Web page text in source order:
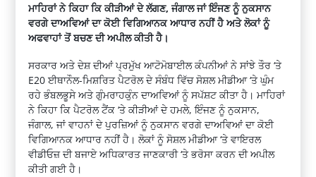
ਮਾਹਿਰਾਂ ਨੇ ਕਿਹਾ ਕਿ ਕੀੜੀਆਂ ਦੇ ਲੱਗਣ, ਜੰਗਾਲ ਜਾਂ ਇੰਜਣ ਨੂੰ ਨੁਕਸਾਨ
ਵਰਗੇ ਦਾਅਵਿਆਂ ਦਾ ਕੋਈ ਵਿਗਿਆਨਕ ਆਧਾਰ ਨਹੀਂ ਹੈ ਅਤੇ ਲੋਕਾਂ ਨੂੰ
ਅਫਵਾਹਾਂ ਤੋਂ ਬਚਣ ਦੀ ਅਪੀਲ ਕੀਤੀ ਹੈ।
ਸਰਕਾਰ ਅਤੇ ਦੇਸ਼ ਦੀਆਂ ਪ੍ਰਮੁੱਖ ਆਟੋਮੋਬਾਈਲ ਕੰਪਨੀਆਂ ਨੇ ਸਾਂਝੇ ਤੌਰ ‘ਤੇ
E20 ਈਥਾਨੌਲ-ਮਿਸ਼ਰਿਤ ਪੈਟਰੋਲ ਦੇ ਸੰਬੰਧ ਵਿੱਚ ਸੋਸ਼ਲ ਮੀਡੀਆ ‘ਤੇ ਘੁੰਮ
ਰਹੇ ਭੰਬਲਭੂਸੇ ਅਤੇ ਗੁੰਮਰਾਹਕੁੰਨ ਦਾਅਵਿਆਂ ਨੂੰ ਸਪੱਸ਼ਟ ਕੀਤਾ ਹੈ। ਮਾਹਿਰਾਂ
ਨੇ ਕਿਹਾ ਕਿ ਪੈਟਰੋਲ ਟੈਂਕ ‘ਤੇ ਕੀੜੀਆਂ ਦੇ ਹਮਲੇ, ਇੰਜਣ ਨੂੰ ਨੁਕਸਾਨ,
ਜੰਗਾਲ, ਜਾਂ ਵਾਹਨਾਂ ਦੇ ਪੁਰਜ਼ਿਆਂ ਨੂੰ ਨੁਕਸਾਨ ਵਰਗੇ ਦਾਅਵਿਆਂ ਦਾ ਕੋਈ
ਵਿਗਿਆਨਕ ਆਧਾਰ ਨਹੀਂ ਹੈ। ਲੋਕਾਂ ਨੂੰ ਸੋਸ਼ਲ ਮੀਡੀਆ ‘ਤੇ ਵਾਇਰਲ
ਵੀਡੀਓਜ਼ ਦੀ ਬਜਾਏ ਅਧਿਕਾਰਤ ਜਾਣਕਾਰੀ ‘ਤੇ ਭਰੋਸਾ ਕਰਨ ਦੀ ਅਪੀਲ
ਕੀਤੀ ਗਈ ਹੈ।